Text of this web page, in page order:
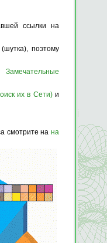
ссылки на
поэтому
Замечательные
их в Сети)и
смотрите на на